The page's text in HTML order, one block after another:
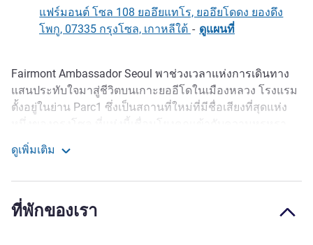
แฟร์มอนต์ โซล 108 ยออึยแทโร, ยออึยโดดง ยองดึง
โพกู, 07335 กรุงโซล, เกาหลีใต้ - ดูแผนที่
รายละเอียด
Fairmont Ambassador Seoul พาช่วงเวลาแห่งการเดินทาง
แสนประทับใจมาสู่ชีวิตบนเกาะยออีโดในเมืองหลวง โรงแรม
ตั้งอยู่ในย่าน Parc1 ซึ่งเป็นสถานที่ใหม่ที่มีชื่อเสียงที่สุดแห่ง
ร่วมสมัยผ่านบริการระดับตำนานของ Fairmont จุดหมาย
ปลายทางแห่งนี้มอบทิวทัศน์อันงดงามรอบด้านของเส้นขอบ
เหมาะสำหรับการพบปะสังสรรค์ที่มีชีวิตชีวาและการประชุม
ดูเพิ่มเติม
ที่พักของเรา